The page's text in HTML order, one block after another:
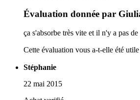
Évaluation donnée par
ça s'absorbe très vite et il n'y a pas
Cette évaluation vous a-t-elle été utile
Stéphanie
22 mai 2015